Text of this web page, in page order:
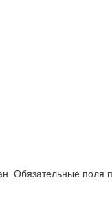
Обязательные поля